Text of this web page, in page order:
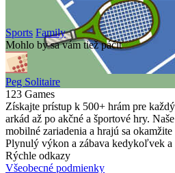
Sports Family
Mohlo by sa vám tiež páčiť
Peg Solitaire
123 Games
Získajte prístup k 500+ hrám pre
arkád až po akčné a športové hry.
mobilné zariadenia a hrajú sa
Plynulý výkon a zábava kedykoľvek
Rýchle odkazy
Všeobecné podmienky